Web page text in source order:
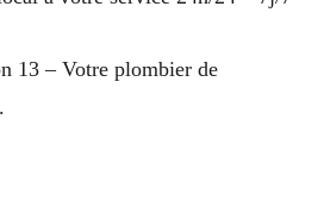
13 – Votre plombier de